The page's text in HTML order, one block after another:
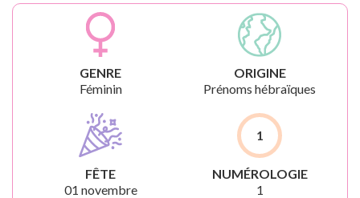
GENRE
Féminin
ORIGINE
Prénoms hébraïques
FÊTE
01 novembre
1
NUMÉROLOGIE
1